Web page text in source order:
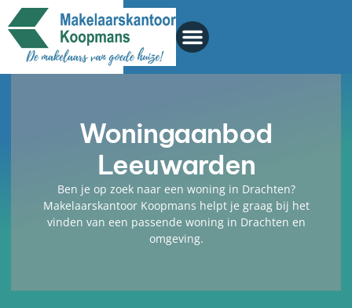
Woningaanbod
Leeuwarden
Ben je op zoek naar een woning in Drachten?
Makelaarskantoor Koopmans helpt je graag bij het
vinden van een passende woning in Drachten en
omgeving.